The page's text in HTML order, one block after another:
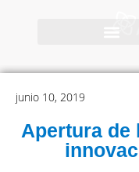
junio 10, 2019
Apertura de